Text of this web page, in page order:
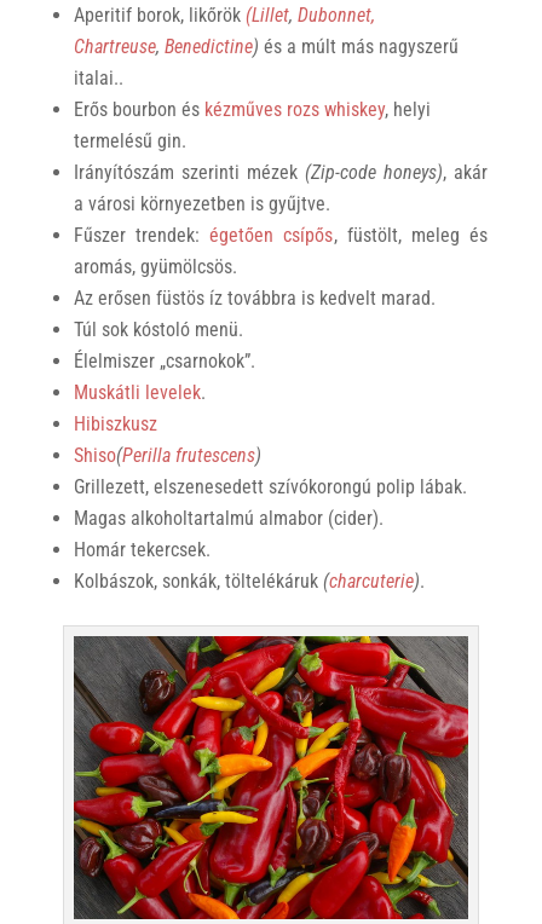
Aperitif borok, likőrök (Lillet, Dubonnet,
Chartreuse, Benedictine) és a múlt más nagyszerű
italai..
Erős bourbon és kézműves rozs whiskey, helyi
termelésű gin.
Irányítószám szerinti mézek (Zip-code honeys), akár
a városi környezetben is gyűjtve.
Fűszer trendek:égetően csípős, füstölt, meleg és
aromás, gyümölcsös.
Az erősen füstös íz továbbra is kedvelt marad.
Túl sok kóstoló menü.
Élelmiszer „csarnokok”.
Muskátli levelek.
Hibiszkusz
Shiso(Perilla frutescens)
Grillezett, elszenesedett szívókorongú polip lábak.
Magas alkoholtartalmú almabor (cider).
Homár tekercsek.
Kolbászok, sonkák, töltelékáruk (charcuterie).